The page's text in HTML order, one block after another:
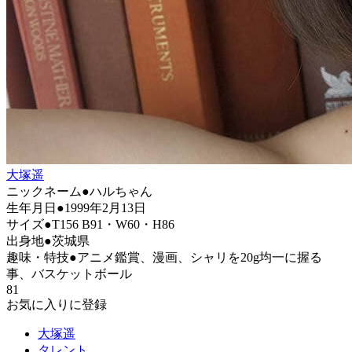
大塚遥
ニックネーム●ハルちゃん
生年月日●1999年2月13日
サイズ●T156 B91・W60・H86
出身地●茨城県
趣味・特技●アニメ鑑賞、漫画、シャリを20g均一に握る
事、バスケットボール
81
お気に入りに登録
大塚遥